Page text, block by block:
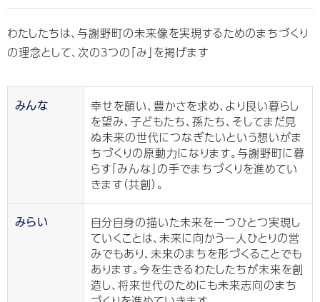
わたしたちは、与謝野町の未来像を実現するためのまちづくり
の理念として、次の３つの「み」を掲げます
みんな
幸せを願い、豊かさを求め、より良い暮らし
を望み、子どもたち、孫たち、そしてまだ見
ぬ未来の世代につなぎたいという想いがま
ちづくりの原動力になります。与謝野町に暮
らす「みんな」の手でまちづくりを進めてい
きます（共創）。
みらい
自分自身の描いた未来を一つひとつ実現し
ていくことは、未来に向かう一人ひとりの営
みでもあり、未来のまちを形づくることでも
あります。今を生きるわたしたちが未来を創
造し、将来世代のためにも未来志向のまち